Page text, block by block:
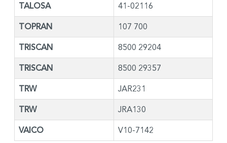
TALOSA 41-02116
TOPRAN 107 700
TRISCAN 8500 29204
TRISCAN 8500 29357
TRW JAR231
TRW JRA130
VAICO V10-7142